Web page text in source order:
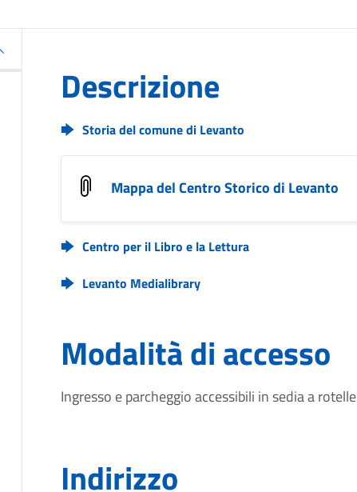
Descrizione
Storia del comune di Levanto
Mappa del Centro Storico di Levanto
Centro per il Libro e la Lettura
Levanto Medialibrary
Modalità di accesso
Ingresso e parcheggio accessibili in sedia a rotelle
Indirizzo